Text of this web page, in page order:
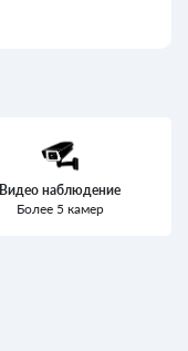
Видео наблюдение
Более 5 камер